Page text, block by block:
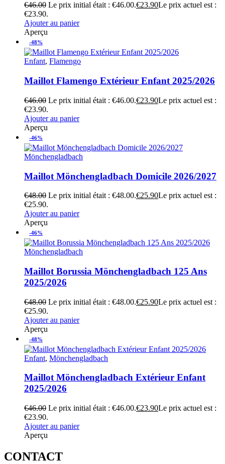
€46.00 Le prix initial était : €46.00.€23.90Le prix actuel est :
€23.90.
Ajouter au panier
Aperçu
-48%
Enfant, Flamengo
Maillot Flamengo Extérieur Enfant 2025/2026
€46.00 Le prix initial était : €46.00.€23.90Le prix actuel est :
€23.90.
Ajouter au panier
Aperçu
-46%
Mönchengladbach
Maillot Mönchengladbach Domicile 2026/2027
€48.00 Le prix initial était : €48.00.€25.90Le prix actuel est :
€25.90.
Ajouter au panier
Aperçu
-46%
Mönchengladbach
Maillot Borussia Mönchengladbach 125 Ans
2025/2026
€48.00 Le prix initial était : €48.00.€25.90Le prix actuel est :
€25.90.
Ajouter au panier
Aperçu
-48%
Enfant, Mönchengladbach
Maillot Mönchengladbach Extérieur Enfant
2025/2026
€46.00 Le prix initial était : €46.00.€23.90Le prix actuel est :
€23.90.
Ajouter au panier
Aperçu
CONTACT